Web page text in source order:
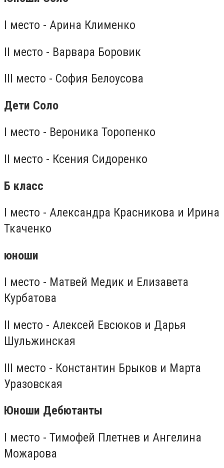
I место - Арина Клименко
II место - Варвара Боровик
III место - София Белоусова
Дети Соло
I место - Вероника Торопенко
II место - Ксения Сидоренко
Б класс
I место - Александра Красникова и Ирина
Ткаченко
юноши
I место - Матвей Медик и Елизавета
Курбатова
II место - Алексей Евсюков и Дарья
Шульжинская
III место - Константин Брыков и Марта
Уразовская
Юноши Дебютанты
I место - Тимофей Плетнев и Ангелина
Можарова